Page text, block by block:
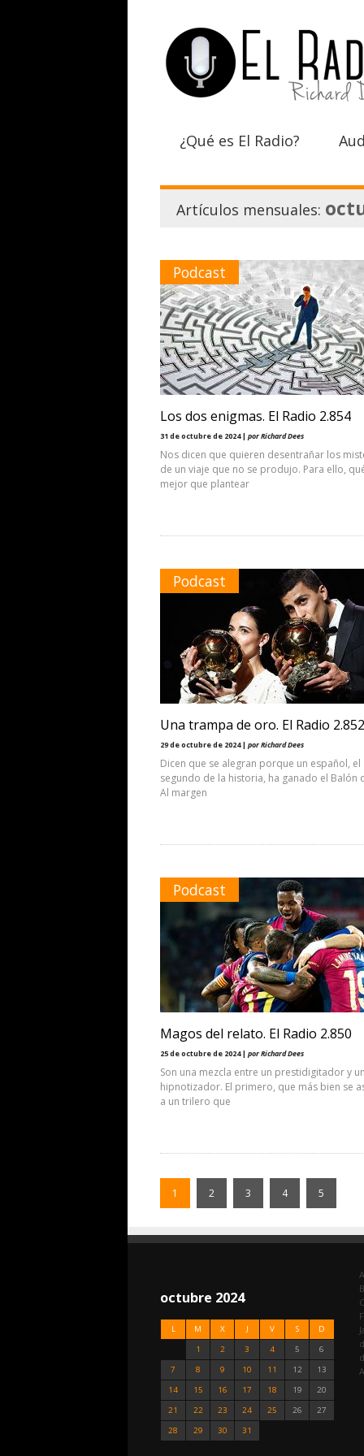
¿Qué es El Radio?
Artículos mensuales:
Podcast
Los dos enigmas. El Radio 2.854
31 de octubre de 2024 | por Richard Dees
Nos dicen que quieren desentrañar los
de un viaje que no se produjo. Para ello,
mejor que plantear
Podcast
Una trampa de oro. El Radio 2.852
29 de octubre de 2024 | por Richard Dees
Dicen que se alegran porque un español, el
segundo de la historia, ha ganado el Balón
Al margen
Podcast
Magos del relato. El Radio 2.850
25 de octubre de 2024 | por Richard Dees
Son una mezcla entre un prestidigitador y un
hipnotizador. El primero, que más bien se
a un trilero que
1 2 3 4 5
octubre 2024
L M X J V S D
1 2 3 4 5
6
7
8 9 10 11 12
13
14
15 16 17 18 19
20
21
22 23 24 25 26
27
28
29 30 31